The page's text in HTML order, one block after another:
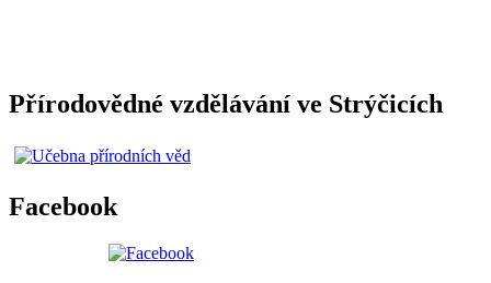
Přírodovědné vzdělávání ve Strýčicích
Facebook